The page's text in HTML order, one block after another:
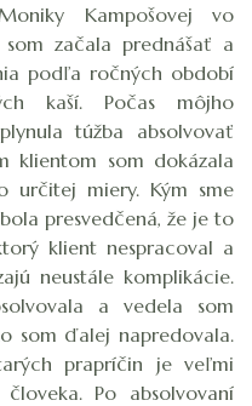
Kampošovej vo
začala prednášať a
podľa ročných období
kaší. Počas môjho
túžba absolvovať
klientom som dokázala
určitej miery. Kým sme
presvedčená, že je to
klient nespracoval a
neustále komplikácie.
a vedela som
som ďalej napredovala.
prapríčin je veľmi
Po absolvovaní